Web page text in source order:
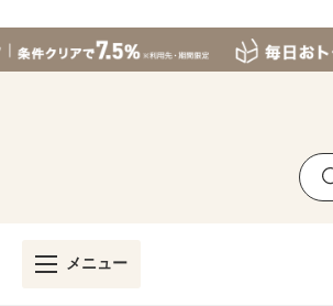
メニュー